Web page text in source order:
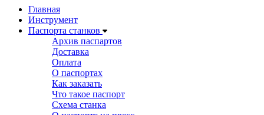
Главная
Инструмент
Паспорта станков
Архив паспартов
Доставка
Оплата
О паспортах
Как заказать
Что такое паспорт
Схема станка